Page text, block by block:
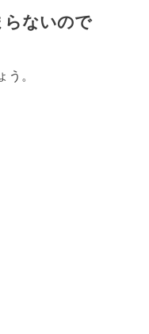
ないので
。